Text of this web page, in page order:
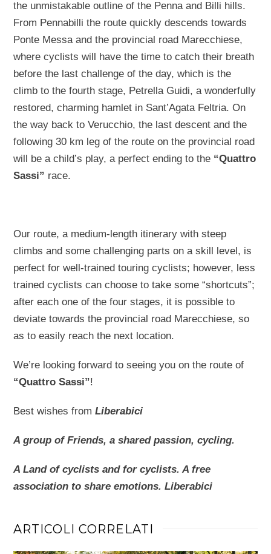
the unmistakable outline of the Penna and Billi hills.
From Pennabilli the route quickly descends towards
Ponte Messa and the provincial road Marecchiese,
where cyclists will have the time to catch their breath
before the last challenge of the day, which is the
climb to the fourth stage, Petrella Guidi, a wonderfully
restored, charming hamlet in Sant’Agata Feltria. On
the way back to Verucchio, the last descent and the
following 30 km leg of the route on the provincial road
will be a child’s play, a perfect ending to the “Quattro
Sassi” race.
Our route, a medium-length itinerary with steep
climbs and some challenging parts on a skill level, is
perfect for well-trained touring cyclists; however, less
trained cyclists can choose to take some “shortcuts”;
after each one of the four stages, it is possible to
deviate towards the provincial road Marecchiese, so
as to easily reach the next location.
We’re looking forward to seeing you on the route of
“Quattro Sassi”!
Best wishes fromLiberabici
A group of Friends, a shared passion, cycling.
A Land of cyclists and for cyclists. A free
association to share emotions.Liberabici
ARTICOLI CORRELATI